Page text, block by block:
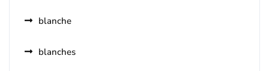
blanche
blanches